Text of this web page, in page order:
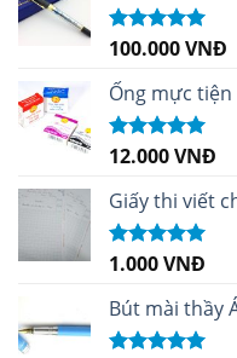
Được xếp
sao
100.000VNĐ
Ống mực tiện
Được xếp
sao
12.000VNĐ
Giấy thi viết
Được xếp
sao
1.000VNĐ
Bút mài thầy